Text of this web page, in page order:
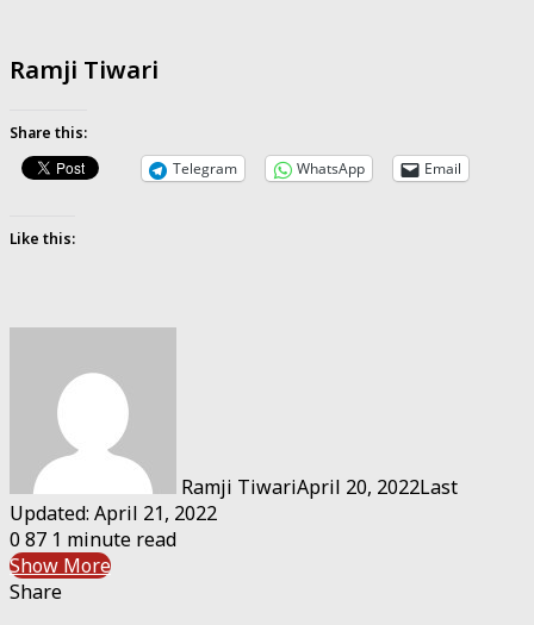
Ramji Tiwari
Share this:
Telegram
WhatsApp Email
Like this:
Ramji TiwariApril 20, 2022Last
Updated: April 21, 2022
087 1 minute read
Show More
Share